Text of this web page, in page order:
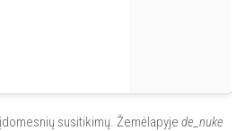
susitikimų. Žemėlapyje de_nuke